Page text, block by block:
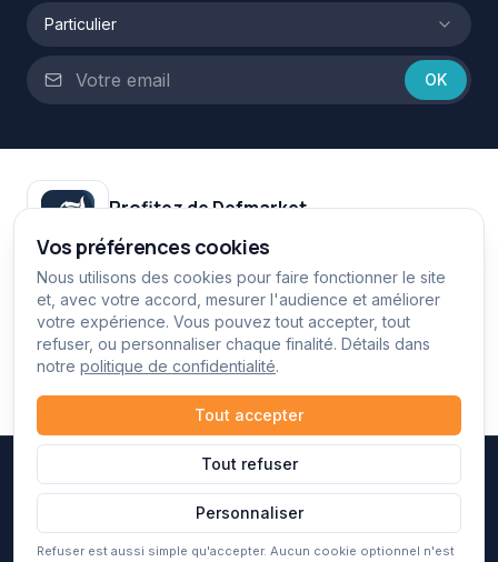
Particulier
OK
Profitez de Defmarket
Google Play
App Store
Association Hypérion Défense. Tous droits réservés.
ContactMentions légalesCGVUPolitique de confidentialité
Gérer mes cookiesEspace administrateur
Vos préférences cookies
Nous utilisons des cookies pour faire fonctionner le site
et, avec votre accord, mesurer l'audience et améliorer
votre expérience. Vous pouvez tout accepter, tout
refuser, ou personnaliser chaque finalité. Détails dans
notre politique de confidentialité.
Tout accepter
Tout refuser
Personnaliser
Refuser est aussi simple qu'accepter. Aucun cookie optionnel n'est